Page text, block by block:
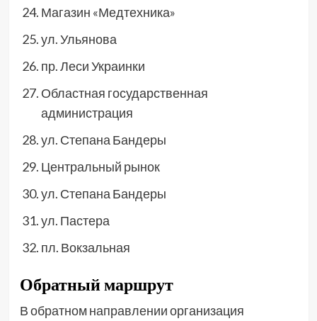
Магазин «Медтехника»
ул. Ульянова
пр. Леси Украинки
Областная государственная
администрация
ул. Степана Бандеры
Центральный рынок
ул. Степана Бандеры
ул. Пастера
пл. Вокзальная
Обратный маршрут
В обратном направлении организация